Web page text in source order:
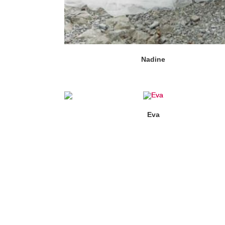
Nadine
Eva